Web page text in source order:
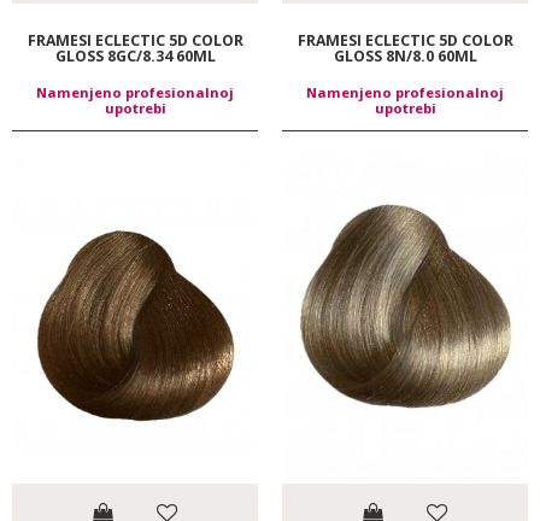
FRAMESI ECLECTIC 5D COLOR
GLOSS 8GC/8.34 60ML
Namenjeno profesionalnoj
upotrebi
FRAMESI ECLECTIC 5D COLOR
GLOSS 8N/8.0 60ML
Namenjeno profesionalnoj
upotrebi